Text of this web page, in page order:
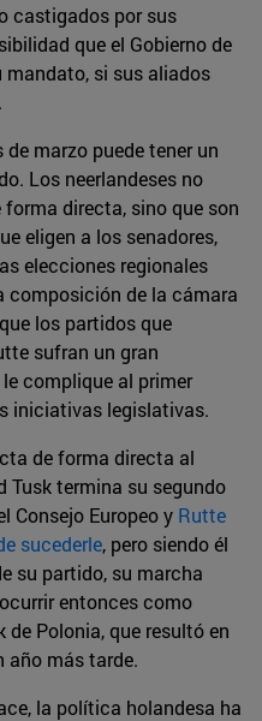
castigados por sus
que el Gobierno de
mandato, si sus aliados
marzo puede tener un
Los neerlandeses no
directa, sino que son
eligen a los senadores,
elecciones regionales
composición de la cámara
los partidos que
sufran un gran
complique al primer
iniciativas legislativas.
de forma directa al
Tusk termina su segundo
Consejo Europeo y Rutte
sucederle, pero siendo él
su partido, su marcha
entonces como
Polonia, que resultó en
año más tarde.
la política holandesa ha